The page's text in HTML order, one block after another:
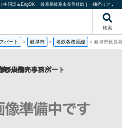
岐阜市長良雄総1棟アパート！融資相談受付中！中国語＆EngOK！ 岐阜県岐阜市長良雄総｜一棟売りアパート｜投資物件や収益物件｜株式会社リタ不動産
検索
パート > 岐阜市 > 名鉄各務原線 > 岐阜市長良
の一棟売りアパート
り店舗・事務所
りビル
ビル